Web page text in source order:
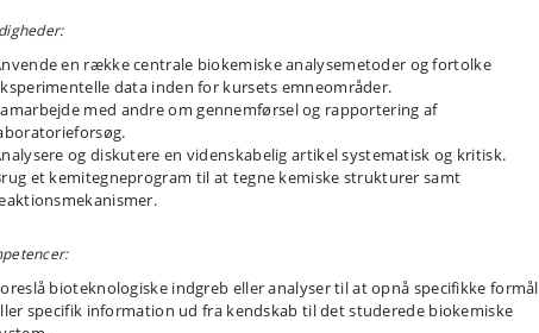
en række centrale biokemiske analysemetoder og fortolke
data inden for kursets emneområder.
med andre om gennemførsel og rapportering af
og diskutere en videnskabelig artikel systematisk og kritisk.
et kemitegneprogram til at tegne kemiske strukturer samt
bioteknologiske indgreb eller analyser til at opnå specifikke formål
specifik information ud fra kendskab til det studerede biokemiske